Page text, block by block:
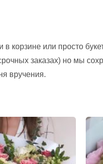
корзине или просто
заказах) но мы
вручения.